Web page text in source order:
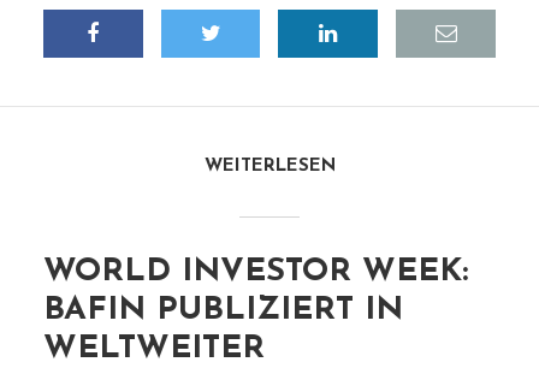
WEITERLESEN
WORLD INVESTOR WEEK:
BAFIN PUBLIZIERT IN
WELTWEITER